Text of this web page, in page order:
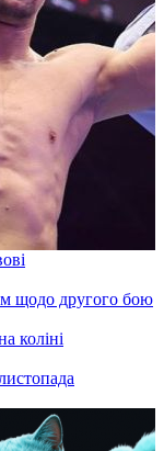
щодо другого бою
коліні